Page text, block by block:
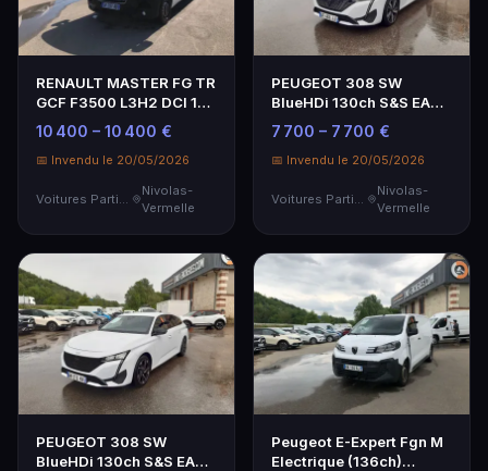
RENAULT MASTER FG TR
GCF F3500 L3H2 DCI 135
- Genre : CTTE -…
10 400 – 10 400 €
📅 Invendu le 20/05/2026
Nivolas-
Vermelle
PEUGEOT 308 SW
BlueHDi 130ch S&S EAT8
Allure - Genre : VP - …
7 700 – 7 700 €
📅 Invendu le 20/05/2026
Nivolas-
Vermelle
PEUGEOT 308 SW
BlueHDi 130ch S&S EAT8
Peugeot E-Expert Fgn M
Electrique (136ch)